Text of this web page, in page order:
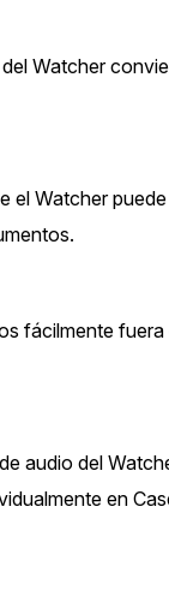
Watcher
el Watcher
fácilmente
audio del
en